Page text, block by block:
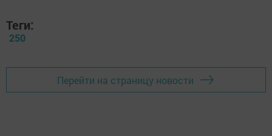
Теги:
250
Перейти на страницу новости